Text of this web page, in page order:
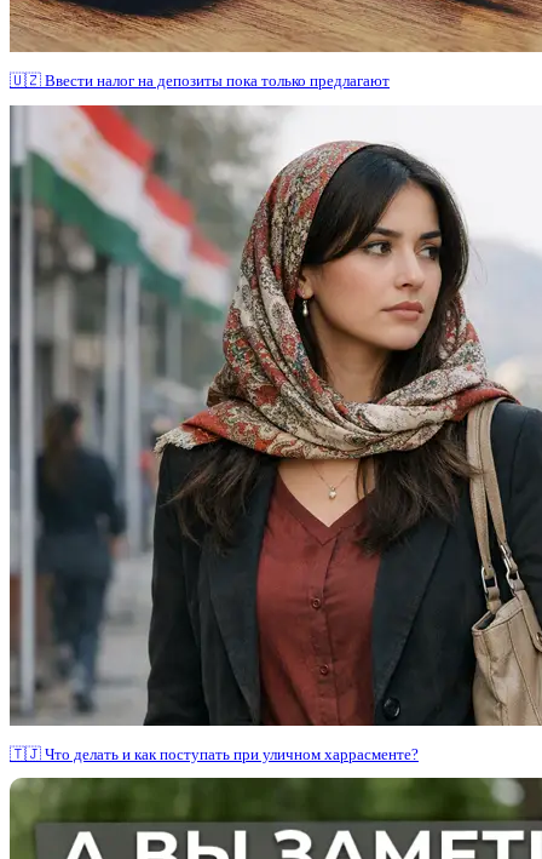
🇺🇿 Ввести налог на депозиты пока только предлагают
🇹🇯 Что делать и как поступать при уличном харрасменте?